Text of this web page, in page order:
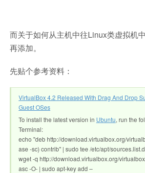
而关于如何从主机中往Linux类虚拟机
再添加。
先贴个参考资料：
VirtualBox 4.2 Released With Drag And Drop
Guest OSes
To install the latest version in Ubuntu, run the
Terminal:
echo "deb http://download.virtualbox.org/
ase -sc) contrib" | sudo tee /etc/apt/
wget -q http://download.virtualbox.org/
asc -O- | sudo apt-key add –